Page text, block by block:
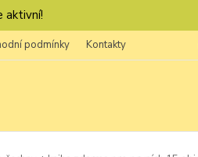
aktivní!
podmínky Kontakty